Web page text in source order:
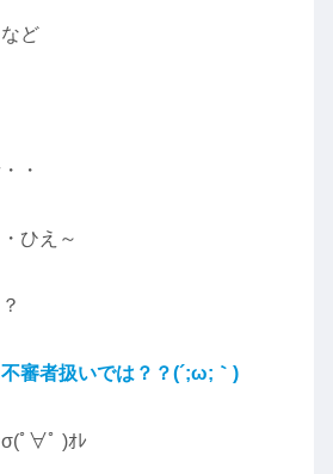
ど
・
ひえ～
審者扱いでは？？(´;ω;｀)
ﾟ∀ﾟ )ｵﾚ